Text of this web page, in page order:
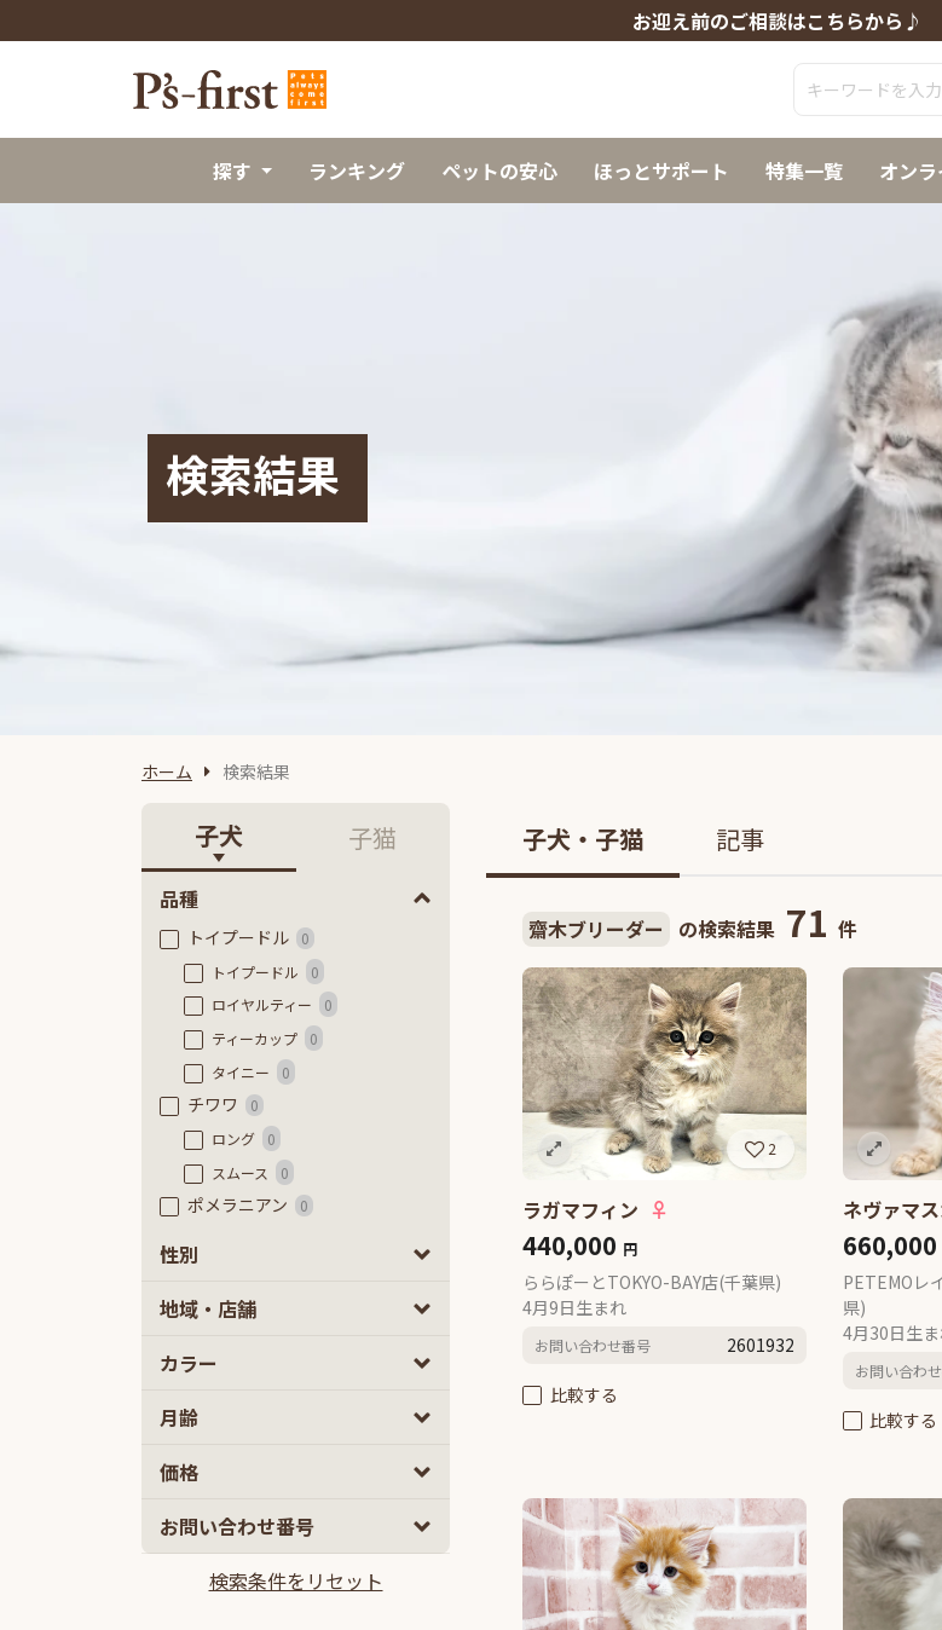
お迎え前のご相談はこちらから♪
探す ランキング ペットの安心 ほっとサポート 特集一覧 オン
検索結果
ホーム 検索結果
子犬 子猫
品種
トイプードル
0
トイプードル
0
ロイヤルティー
0
ティーカップ
0
タイニー
0
チワワ
0
ロング
0
スムース
0
ポメラニアン 0
フレンチブルドッグ（フラッフ
豆柴
ミニチュアダックスフンド
ミックス 0
性別
男の子 32
地域・店舗
カラー
月齢
2 5
2ヵ月 5ヵ月以上
価格
10 100
100万円以上
お問い合わせ番号
検索条件をリセット
子犬・子猫 記事
齋木ブリーダー の検索結果 71 件
2
ラガマフィン ♀
440,000 円
ららぽーとTOKYO-BAY店(千葉県)
4月9日生まれ
お問い合わせ番号 2601932
比較する
ネヴァマ
660,000
PETEMOレ
県)
4月30日生
お問い合わ
比較する